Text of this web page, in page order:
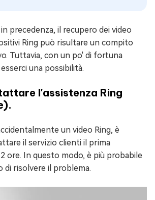
precedenza, il recupero dei video
Ring può risultare un compito
Tuttavia, con un po' di fortuna
una possibilità.
l'assistenza Ring
un video Ring, è
il servizio clienti il prima
ore. In questo modo, è più probabile
di risolvere il problema.